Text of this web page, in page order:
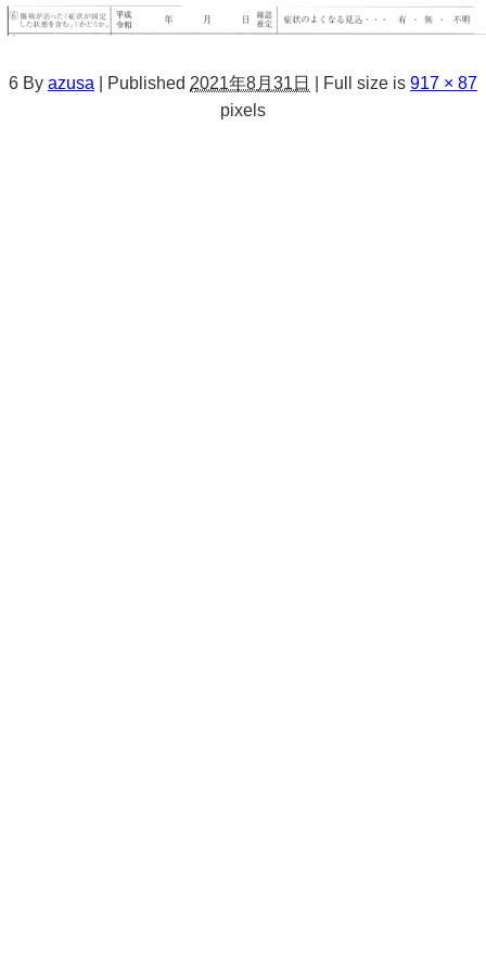
6 By azusa | Published 2021年8月31日 | Full size is 917 × 87
pixels